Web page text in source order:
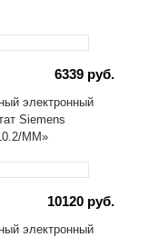
6339 руб.
электронный
Siemens
MM»
10120 руб.
электронный